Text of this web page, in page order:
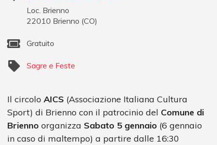
Loc. Brienno
22010 Brienno (CO)
Gratuito
Sagre e Feste
Il circolo AICS (Associazione Italiana Cultura
Sport) di Brienno con il patrocinio del Comune di
Brienno organizza Sabato 5 gennaio (6 gennaio
in caso di maltempo) a partire dalle 16:30